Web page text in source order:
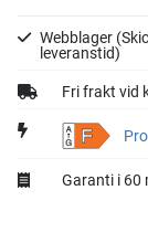
Webblager
leveranstid)
Fri frakt vid
F
Garanti i 60